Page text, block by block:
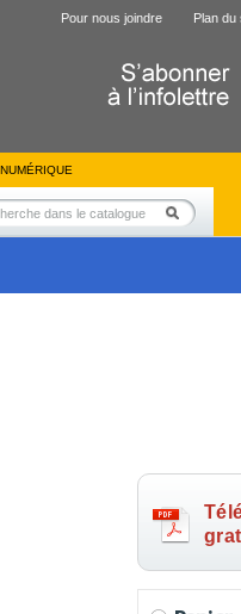
Pour nous joindre Plan du